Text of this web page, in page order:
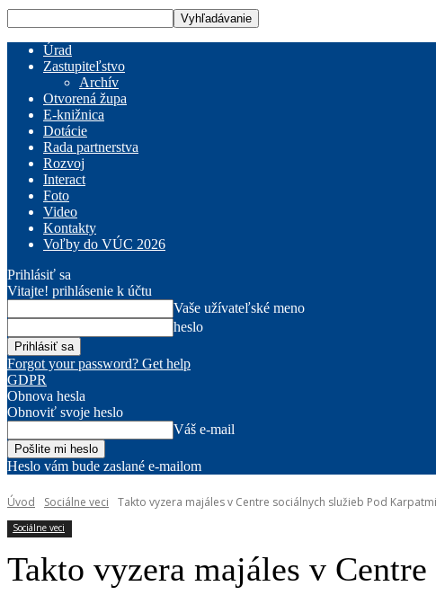
Úrad
Zastupiteľstvo
Archív
Otvorená župa
E-knižnica
Dotácie
Rada partnerstva
Rozvoj
Interact
Foto
Video
Kontakty
Voľby do VÚC 2026
Prihlásiť sa
Vitajte! prihlásenie k účtu
Vaše užívateľské meno
heslo
Forgot your password? Get help
GDPR
Obnova hesla
Obnoviť svoje heslo
Váš e-mail
Heslo vám bude zaslané e-mailom
Úvod Sociálne veci Takto vyzera majáles v Centre sociálnych služieb Pod Karpatmi
Sociálne veci
Takto vyzera majáles v